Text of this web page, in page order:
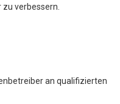
verbessern.
an qualifizierten